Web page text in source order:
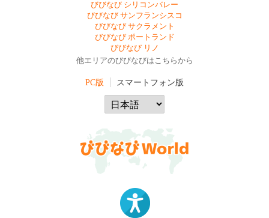
びびなび シリコンバレー
びびなび サンフランシスコ
びびなび サクラメント
びびなび ポートランド
びびなび リノ
他エリアのびびなびはこちらから
PC版 スマートフォン版